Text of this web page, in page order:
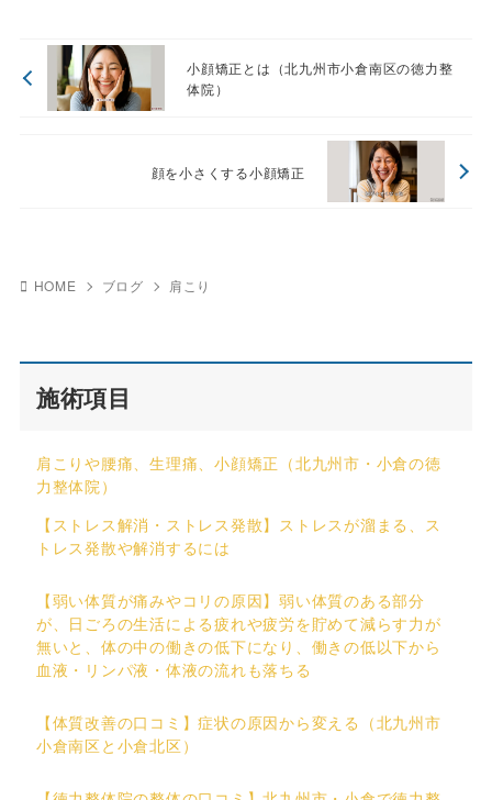
小顔矯正とは（北九州市小倉南区の徳力整
体院）
顔を小さくする小顔矯正
HOME ブログ 肩こり
施術項目
肩こりや腰痛、生理痛、小顔矯正（北九州市・小倉の徳
力整体院）
【ストレス解消・ストレス発散】ストレスが溜まる、ス
トレス発散や解消するには
【弱い体質が痛みやコリの原因】弱い体質のある部分
が、日ごろの生活による疲れや疲労を貯めて減らす力が
無いと、体の中の働きの低下になり、働きの低以下から
血液・リンパ液・体液の流れも落ちる
【体質改善の口コミ】症状の原因から変える（北九州市
小倉南区と小倉北区）